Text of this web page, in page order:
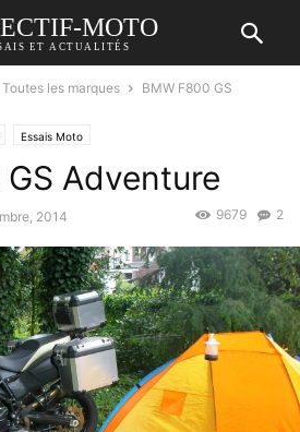
MOTO
ET ACTUALITÉS
Toutes les marques
BMW F800 GS
Essais Moto
Adventure
2014 2
9679